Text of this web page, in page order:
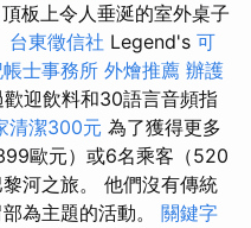
頂板上令人垂涎的室外桌子
台東徵信社 Legend's 可
士事務所 外燴推薦 辦護
迎飲料和30語言音頻指
清潔300元 為了獲得更多
歐元）或6名乘客（520
河之旅。 他們沒有傳統
為主題的活動。 關鍵字